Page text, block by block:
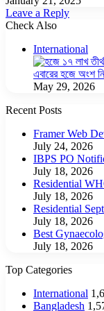
Leave a Reply
Check Also
International
এবারের হজে অংশ
May 29, 2026
Recent Posts
Framer Web
July 24, 2026
IBPS PO
July 18, 2026
Residential
July 18, 2026
Residential
July 18, 2026
Best
July 18, 2026
Top Categories
International
Bangladesh